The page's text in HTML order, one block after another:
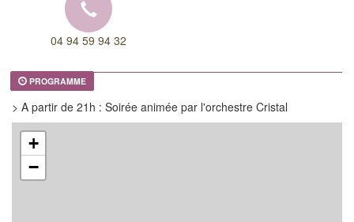
04 94 59 94 32
PROGRAMME
> A partir de 21h : Soirée animée par l'orchestre Cristal
+
−